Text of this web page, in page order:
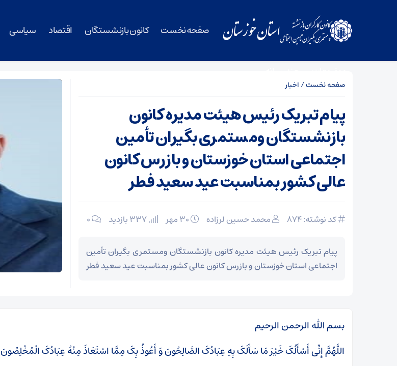
صفحه نخست کانون بازنشستگان اقتصاد سیاسی
صفحه نخست/ اخبار
پیام تبریک رئیس هیئت مدیره کانون
بازنشستگان ومستمری بگیران تأمین
اجتماعی استان خوزستان و بازرس کانون
عالی کشور بمناسبت عید سعید فطر
کد نوشته: 874 محمد حسین لرزاده ۰
پیام تبریک رئیس هیئت مدیره کانون بازنشستگان ومستمری بگیران تأمین
اجتماعی استان خوزستان و بازرس کانون عالی کشور بمناسبت عید سعید فطر
بسم الله الرحمن الرحیم
اللَّهُمَّ إِنِّی أَسْأَلُکَ خَیْرَ مَا سَأَلَکَ بِهِ عِبَادُکَ الصَّالِحُونَ وَ أَعُوذُ بِکَ مِمَّا اسْتَعَاذَ مِنْهُ عِبَادُکَ الْمُخْلِصُونَ‌